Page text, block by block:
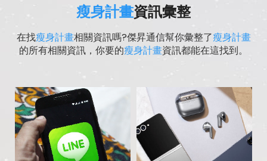
瘦身計畫資訊彙整
在找瘦身計畫相關資訊嗎?傑昇通信幫你彙整了瘦身計畫
的所有相關資訊，你要的瘦身計畫資訊都能在這找到。